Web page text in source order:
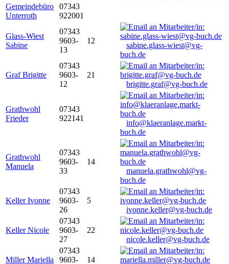
Gemeindebüro
Unterroth
07343
922001
Glass-Wiest
Sabine
07343
9603-
13
12
sabine.glass-wiest@vg-
buch.de
Graf Brigitte
07343
9603-
12
21
brigitte.graf@vg-buch.de
Grathwohl
Frieder
07343
922141
info@klaeranlage.markt-
buch.de
Grathwohl
Manuela
07343
9603-
33
14
manuela.grathwohl@vg-
buch.de
Keller Ivonne
07343
9603-
26
5
ivonne.keller@vg-buch.de
Keller Nicole
07343
9603-
27
22
nicole.keller@vg-buch.de
Miller Mariella
07343
9603-
14